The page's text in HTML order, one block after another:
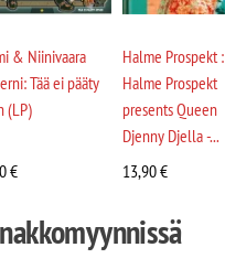
& Niinivaara
Tää ei pääty
(LP)
€
Halme Prospekt :
Halme Prospekt
presents Queen
Djenny Djella -...
13,90€